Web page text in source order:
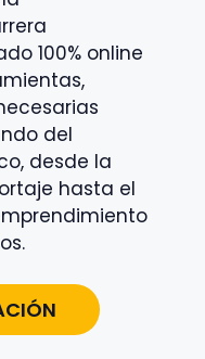
100% online
del
desde la
hasta el